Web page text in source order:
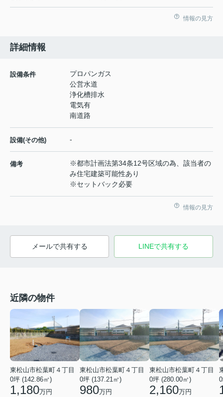
情報の見方
詳細情報
設備条件
プロパンガス
公営水道
浄化槽排水
電気有
南道路
設備(その他) -
備考
※都市計画法第34条12号区域の為、該当者の
み住宅建築可能性あり
※セットバック必要
情報の見方
メールで共有する LINEで共有する
近隣の物件
東松山市松葉町４丁目
0坪 (142.86㎡)
1,180万円
東松山市松葉町４丁目
0坪 (137.21㎡)
980万円
東松山市松葉町４丁目
0坪 (280.00㎡)
2,160万円